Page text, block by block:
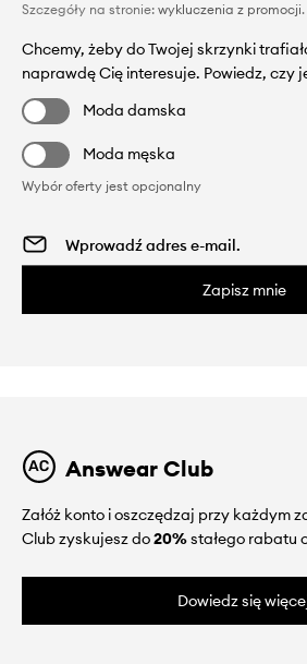
Szczegóły na stronie: wykluczenia z promocji.
Chcemy, żeby do Twojej skrzynki
naprawdę Cię interesuje. Powiedz, czy
Moda damska
Moda męska
Wybór oferty jest opcjonalny
Zapisz mnie
Answear Club
Załóż konto i oszczędzaj przy każdym
Club zyskujesz do20%stałego rabatu
Dowiedz się